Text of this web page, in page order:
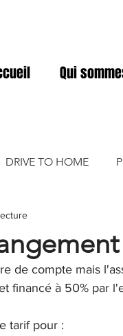
Qui
DRIVE TO HOME
SASD ELIVIA
FOOD
de compte mais
financé à 50% par
tarif pour :